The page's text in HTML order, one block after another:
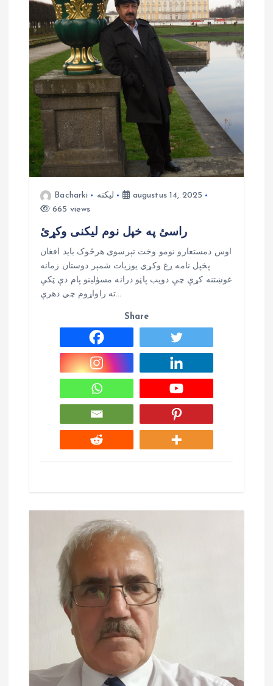
v
g
a
t
Bacharki لیکنه
augustus 14, 2025
665 views
راسئ په خپل نوم لیکنی وکړئ
اوس دمستعارو نومو وخت تېرسوی هرڅوک بايد افغان
پخپل نامه ږغ وکړي يوزيات شمېر دوستان زمانه
غوښتنه کړې چې دويب پاڼو درانه مسؤلينو پام دې ټکې
ته راواړوم چي دهرې…
Share